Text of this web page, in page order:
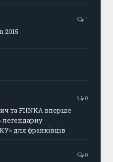
1
2015
0
та FIÏNKA вперше
легендарну
для франківців
0